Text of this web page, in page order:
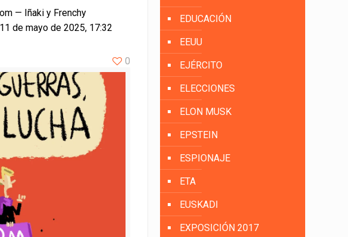
— Iñaki y Frenchy
de mayo de 2025, 17:32
0
EDUCACIÓN
EEUU
EJÉRCITO
ELECCIONES
ELON MUSK
EPSTEIN
ESPIONAJE
ETA
EUSKADI
EXPOSICIÓN 2017